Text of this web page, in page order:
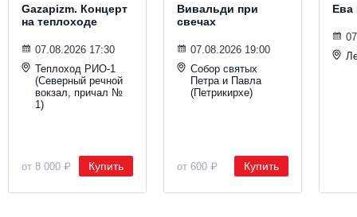
Gazapizm. Концерт
на теплоходе
07.08.2026 17:30
Теплоход РИО-1
(Северный речной
вокзал, причал №
1)
от 8 000 ₽ Купить
Вивальди при
свечах
07.08.2026 19:00
Собор святых
Петра и Павла
(Петрикирхе)
от 600 ₽ Купить
Ева